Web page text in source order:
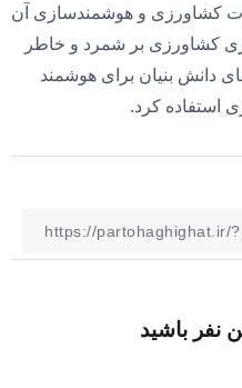
کشاورزی و هوشمندسازی آن
کشاورزی بر شمرد و خاطر
دانش بنیان برای هوشمند
استفاده کرد.
نفر باشید